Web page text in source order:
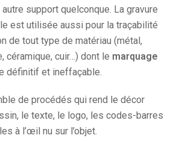
support quelconque. La gravure
est utilisée aussi pour la traçabilité
de tout type de matériau (métal,
céramique, cuir…) dont le marquage
définitif et ineffaçable.
de procédés qui rend le décor
le texte, le logo, les codes-barres
à l’œil nu sur l’objet.